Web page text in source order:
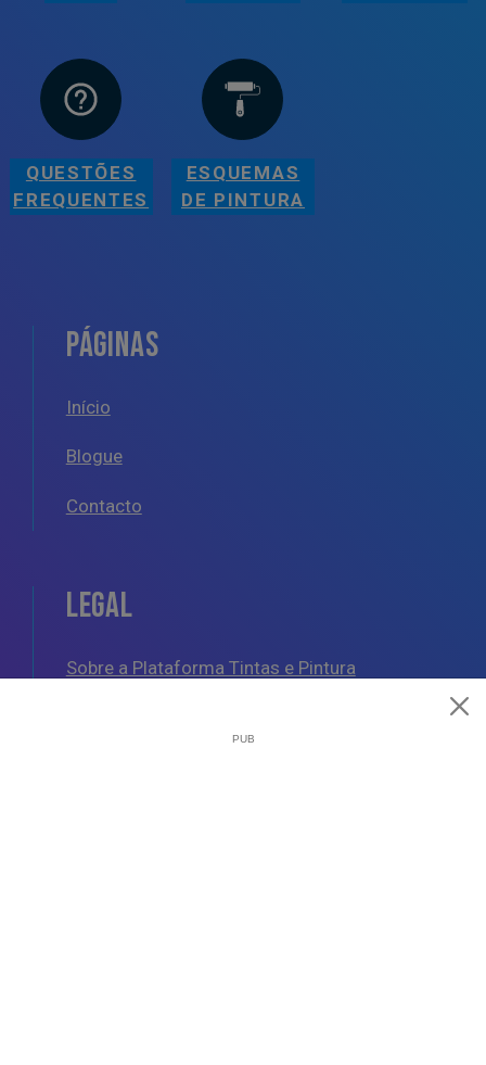
QUESTÕES
FREQUENTES
ESQUEMAS
DE PINTURA
PÁGINAS
Início
Blogue
Contacto
LEGAL
Sobre a Plataforma Tintas e Pintura